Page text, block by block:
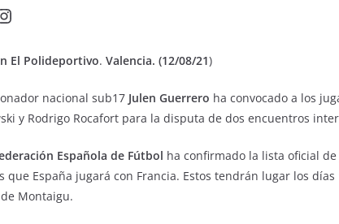
El Polideportivo. Valencia. (12/08/21)
nacional sub17 Julen Guerrero ha convocado a los
y Rodrigo Rocafort para la disputa de dos encuentros
Española de Fútbol ha confirmado la lista oficial
que España jugará con Francia. Estos tendrán lugar los
Montaigu.